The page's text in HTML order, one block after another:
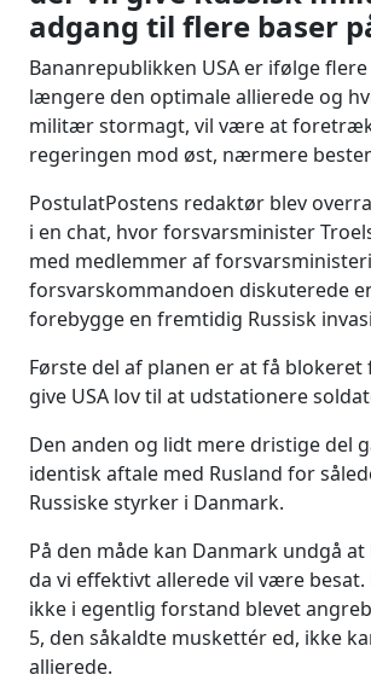
adgang til flere baser
Bananrepublikken USA er ifølge
længere den optimale allierede og
militær stormagt, vil være at
regeringen mod øst, nærmere
PostulatPostens redaktør blev
i en chat, hvor forsvarsminister
med medlemmer af
forsvarskommandoen diskuterede
forebygge en fremtidig Russisk
Første del af planen er at få
give USA lov til at udstationere
Den anden og lidt mere dristige del
identisk aftale med Rusland for
Russiske styrker i Danmark.
På den måde kan Danmark undgå
da vi effektivt allerede vil være
ikke i egentlig forstand blevet
5, den såkaldte muskettér ed, ikke
allierede.